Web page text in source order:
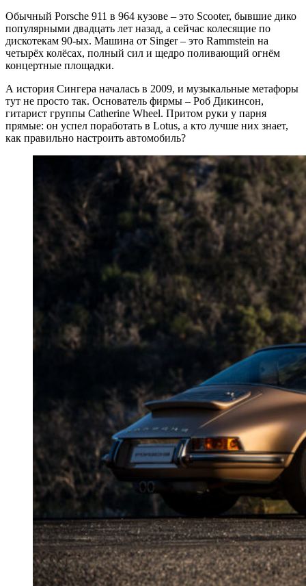
Обычный Porsche 911 в 964 кузове – это Scooter, бывшие дико
популярными двадцать лет назад, а сейчас колесящие по
дискотекам 90-ых. Машина от Singer – это Rammstein на
четырёх колёсах, полный сил и щедро поливающий огнём
концертные площадки.
А история Сингера началась в 2009, и музыкальные метафоры
тут не просто так. Основатель фирмы – Роб Дикинсон,
гитарист группы Catherine Wheel. Притом руки у парня
прямые: он успел поработать в Lotus, а кто лучше них знает,
как правильно настроить автомобиль?